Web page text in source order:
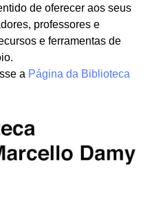
de oferecer aos seus
professores e
e ferramentas de
a Página da Biblioteca